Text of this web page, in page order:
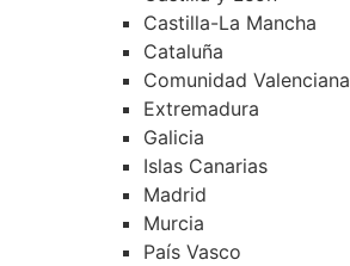
Castilla-La Mancha
Cataluña
Comunidad Valenciana
Extremadura
Galicia
Islas Canarias
Madrid
Murcia
País Vasco